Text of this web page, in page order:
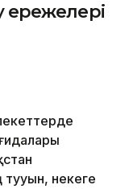
ережелері
некеге